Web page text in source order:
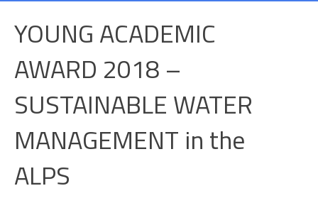
YOUNG ACADEMIC
AWARD 2018 –
SUSTAINABLE WATER
MANAGEMENT in the
ALPS